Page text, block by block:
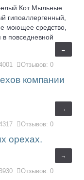
Кот Мыльные
гипоаллергенный,
моющее средство,
в повседневной
→
Отзывов: 0
компании
→
Отзывов: 0
орехах.
→
Отзывов: 0